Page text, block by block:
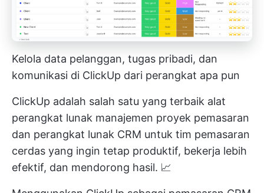
Kelola data pelanggan, tugas pribadi, dan
komunikasi di ClickUp dari perangkat apa pun
ClickUp adalah salah satu yang terbaik alat
perangkat lunak manajemen proyek pemasaran
dan perangkat lunak CRM untuk tim pemasaran
cerdas yang ingin tetap produktif, bekerja lebih
efektif, dan mendorong hasil. 📈